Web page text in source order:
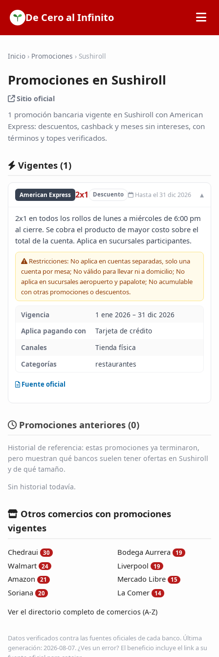
De Cero al Infinito
SOFIPOs
Calculadoras
Tarjetas de Crédito
Promociones
Blog
Infinito
Inicio › Promociones › Sushiroll
Promociones en Sushiroll
Sitio oficial
1 promoción bancaria vigente en Sushiroll con American
Express: descuentos, cashback y meses sin intereses, con
términos y topes verificados.
Vigentes (1)
American Express 2x1 Descuento Hasta el 31 dic 2026
2x1 en todos los rollos de lunes a miércoles de 6:00 pm
al cierre. Se cobra el producto de mayor costo sobre el
total de la cuenta. Aplica en sucursales participantes.
Restricciones: No aplica en cuentas separadas, solo una
cuenta por mesa; No válido para llevar ni a domicilio; No
aplica en sucursales aeropuerto y papalote; No acumulable
con otras promociones o descuentos.
Vigencia
1 ene 2026 – 31 dic 2026
Aplica pagando con
Tarjeta de crédito
Canales
Tienda física
Categorías
restaurantes
Fuente oficial
Promociones anteriores (0)
Historial de referencia: estas promociones ya terminaron,
pero muestran qué bancos suelen tener ofertas en Sushiroll
y de qué tamaño.
Sin historial todavía.
Otros comercios con promociones
vigentes
Chedraui 30
Walmart 24
Amazon 21
Soriana 20
Bodega Aurrera 19
Liverpool 19
Mercado Libre 15
La Comer 14
Ver el directorio completo de comercios (A-Z)
Datos verificados contra las fuentes oficiales de cada banco. Última
generación: 2026-08-07. ¿Ves un error? El beneficio incluye el link a su